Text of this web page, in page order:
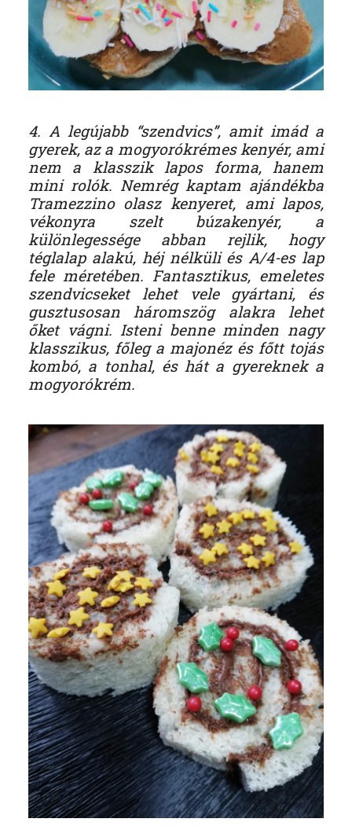
4. A legújabb “szendvics”, amit imád a
gyerek, az a mogyorókrémes kenyér, ami
nem a klasszik lapos forma, hanem
mini rolók. Nemrég kaptam ajándékba
Tramezzino olasz kenyeret, ami lapos,
vékonyra szelt búzakenyér, a
különlegessége abban rejlik, hogy
téglalap alakú, héj nélküli és A/4-es lap
fele méretében. Fantasztikus, emeletes
szendvicseket lehet vele gyártani, és
gusztusosan háromszög alakra lehet
őket vágni. Isteni benne minden nagy
klasszikus, főleg a majonéz és főtt tojás
kombó, a tonhal, és hát a gyereknek a
mogyorókrém.